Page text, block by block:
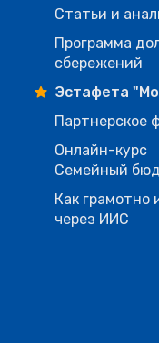
Статьи и
Программа
сбережений
Эстафета
Партнерское
Онлайн-курс
Семейный
Как грамотно
через ИИС